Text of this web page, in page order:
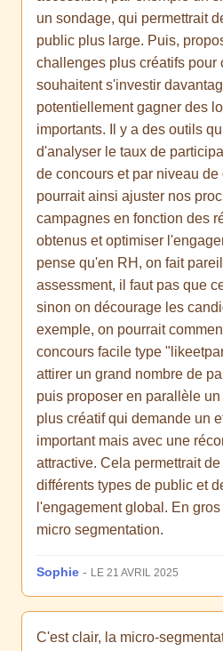
un sondage, qui permettrait
public plus large. Puis,
challenges plus créatifs pour
souhaitent s'investir
potentiellement gagner des
importants. Il y a des outils
d'analyser le taux de
de concours et par niveau de
pourrait ainsi ajuster nos
campagnes en fonction des
obtenus et optimiser
pense qu'en RH, on fait
assessment, il faut pas que
sinon on décourage les
exemple, on pourrait
concours facile type
attirer un grand nombre de
puis proposer en parallèle
plus créatif qui demande un
important mais avec une
attractive. Cela permettrait
différents types de public et
l'engagement global. En
micro segmentation.
Sophie - LE 21 AVRIL 2025
C'est clair, la micro-